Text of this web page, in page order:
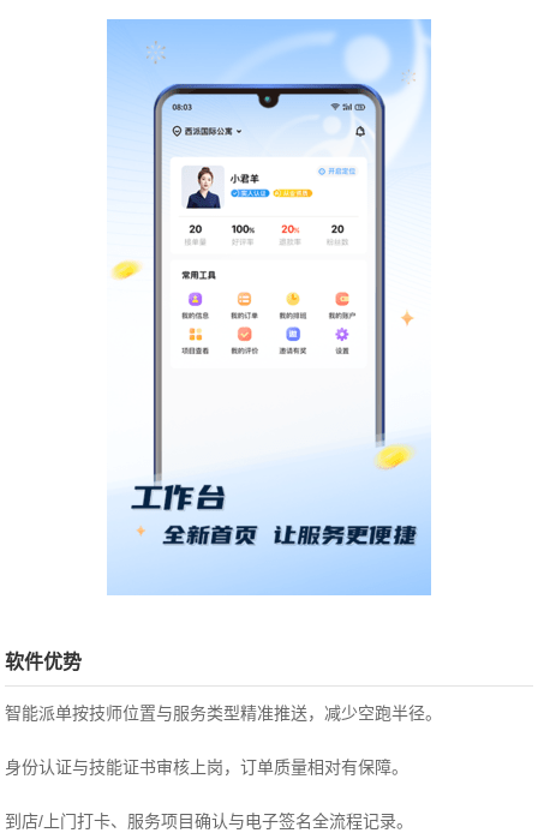
软件优势
智能派单按技师位置与服务类型精准推送，减少空跑半径。
身份认证与技能证书审核上岗，订单质量相对有保障。
到店/上门打卡、服务项目确认与电子签名全流程记录。